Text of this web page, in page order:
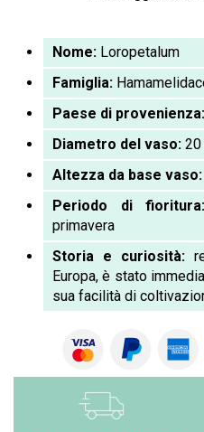
Nome: Loropetalum
Famiglia:
Paese di provenienza:
Diametro del vaso: 20
Altezza da base vaso:
Periodo di fioritura:
primavera
Storia e curiosità:
Europa, è stato
sua facilità di